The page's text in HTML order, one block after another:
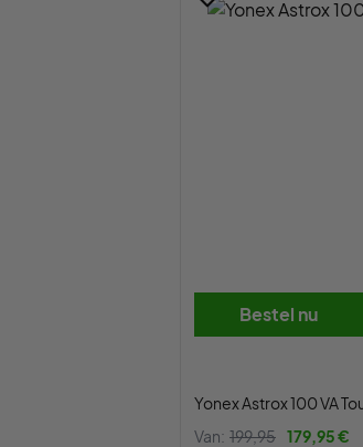
Bestel nu
Yonex Astrox 100 VA
Van: 199,95 179,95 €